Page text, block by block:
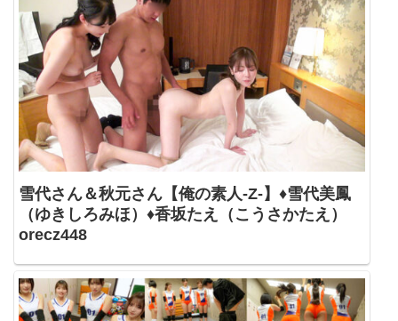
雪代さん＆秋元さん【俺の素人-Z-】♦雪代美鳳
（ゆきしろみほ）♦香坂たえ（こうさかたえ）
orecz448